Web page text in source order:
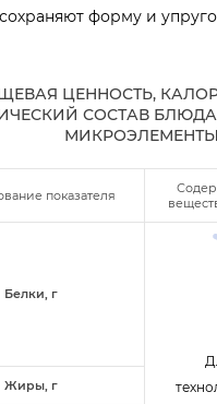
форму и
ЦЕННОСТЬ,
СОСТАВ
показателя
Белки,
Жиры,